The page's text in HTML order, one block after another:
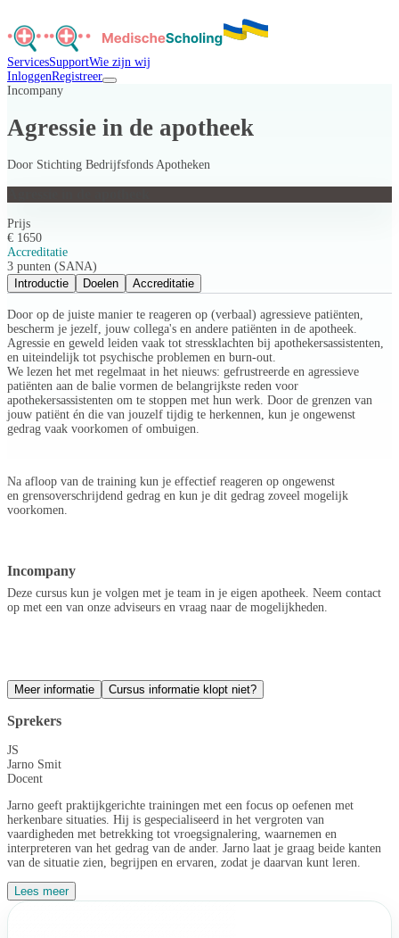
ServicesSupportWie zijn wij
InloggenRegistreer
Incompany
Agressie in de apotheek
Door Stichting Bedrijfsfonds Apotheken
Prijs
€ 1650
Accreditatie
3 punten (SANA)
Introductie
Doelen Accreditatie
Door op de juiste manier te reageren op (verbaal) agressieve patiënten,
bescherm je jezelf, jouw collega's en andere patiënten in de apotheek.
Agressie en geweld leiden vaak tot stressklachten bij apothekersassistenten,
en uiteindelijk tot psychische problemen en burn-out.
We lezen het met regelmaat in het nieuws: gefrustreerde en agressieve
patiënten aan de balie vormen de belangrijkste reden voor
apothekersassistenten om te stoppen met hun werk. Door de grenzen van
jouw patiënt én die van jouzelf tijdig te herkennen, kun je ongewenst
gedrag vaak voorkomen of ombuigen.
Na afloop van de training kun je effectief reageren op ongewenst
en grensoverschrijdend gedrag en kun je dit gedrag zoveel mogelijk
voorkomen.
Incompany
Deze cursus kun je volgen met je team in je eigen apotheek. Neem contact
op met een van onze adviseurs en vraag naar de mogelijkheden.
Meer informatie Cursus informatie klopt niet?
Sprekers
JS
Jarno Smit
Docent
Jarno geeft praktijkgerichte trainingen met een focus op oefenen met
herkenbare situaties. Hij is gespecialiseerd in het vergroten van
vaardigheden met betrekking tot vroegsignalering, waarnemen en
interpreteren van het gedrag van de ander. Jarno laat je graag beide kanten
van de situatie zien, begrijpen en ervaren, zodat je daarvan kunt leren.
Lees meer